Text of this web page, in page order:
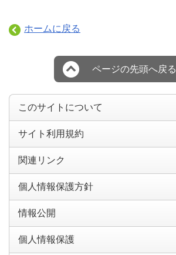
ホームに戻る
ページの先頭へ戻る
このサイトについて
サイト利用規約
関連リンク
個人情報保護方針
情報公開
個人情報保護